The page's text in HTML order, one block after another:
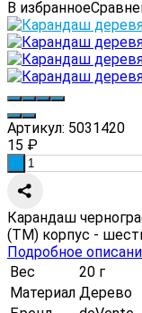
В избранное
Артикул: 5031420
15 ₽
Карандаш
(ТМ) корпус -
Подробное
Вес
20 г
Материал Дерево